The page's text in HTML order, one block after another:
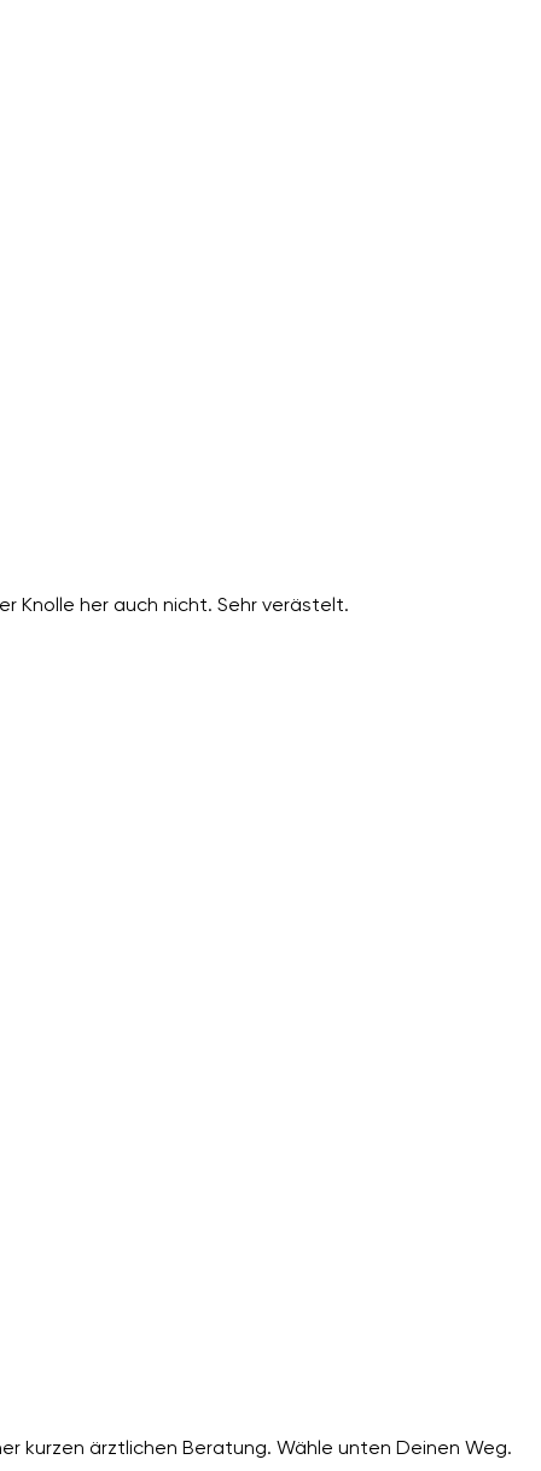
Knolle her auch nicht. Sehr verästelt.
kurzen ärztlichen Beratung. Wähle unten Deinen Weg.